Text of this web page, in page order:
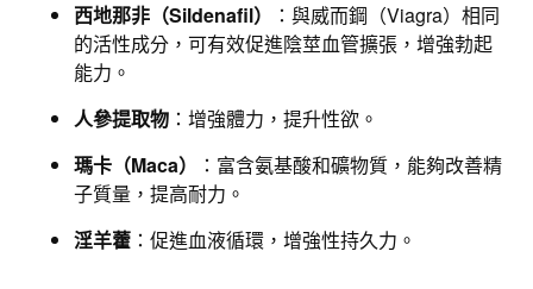
西地那非（Sildenafil）
：與威而鋼（Viagra）相同
的活性成分，可有效促進陰莖血管擴張，增強勃起
能力。
人參提取物 ：增強體力，提升性欲。
瑪卡（Maca）
：富含氨基酸和礦物質，能夠改善精
子質量，提高耐力。
淫羊藿 ：促進血液循環，增強性持久力。